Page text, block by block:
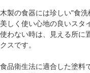
木製の食器には珍しい"食洗
美しく使い心地の良いスタ
使わない時は、見える所に
クスです。
食品衛生法に適合した塗料